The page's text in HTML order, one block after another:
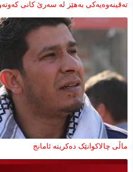
تەقینەوەیەکی بەهێز لە سەرێ کانی
ماڵی چالاکوانێک دەکریتە ئامانج